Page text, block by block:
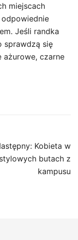
miejscach
Jeśli randka
sprawdzą się
ażurowe, czarne
Kobieta w
stylowych butach z
kampusu